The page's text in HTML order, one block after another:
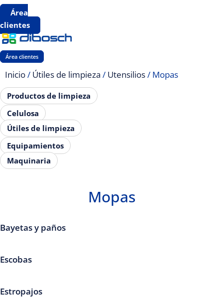
Área
clientes
Área clientes
Inicio/ Útiles de limpieza / Utensilios/ Mopas
Productos de limpieza
Celulosa
Útiles de limpieza
Equipamientos
Maquinaria
Mopas
Bayetas y paños
Escobas
Estropajos